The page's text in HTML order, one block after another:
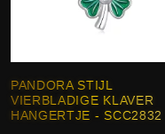
PANDORA STIJL
VIERBLADIGE KLAVER
HANGERTJE - SCC2832